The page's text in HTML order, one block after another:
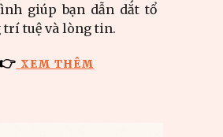
giúp bạn dẫn dắt tổ
trí tuệ và lòng tin.
👉 XEM THÊM